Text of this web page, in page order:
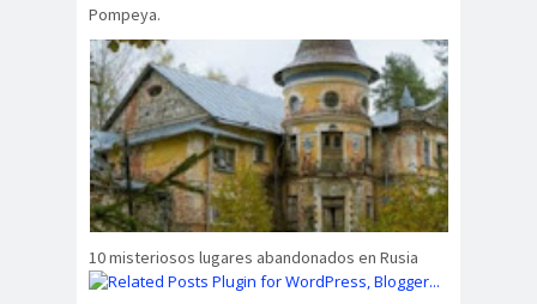
Pompeya.
10 misteriosos lugares abandonados en Rusia